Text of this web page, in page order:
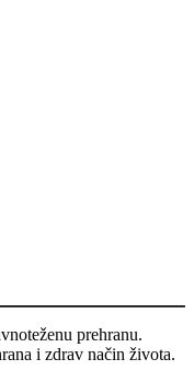
prehranu.
i zdrav način života.